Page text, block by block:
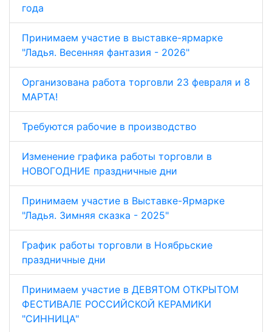
года
Принимаем участие в выставке-ярмарке
"Ладья. Весенняя фантазия - 2026"
Организована работа торговли 23 февраля и 8
МАРТА!
Требуются рабочие в производство
Изменение графика работы торговли в
НОВОГОДНИЕ праздничные дни
Принимаем участие в Выставке-Ярмарке
"Ладья. Зимняя сказка - 2025"
График работы торговли в Ноябрьские
праздничные дни
Принимаем участие в ДЕВЯТОМ ОТКРЫТОМ
ФЕСТИВАЛЕ РОССИЙСКОЙ КЕРАМИКИ
"СИННИЦА"